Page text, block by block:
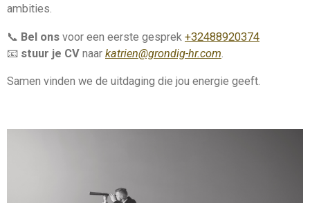
ambities.
📞 Bel ons voor een eerste gesprek +32488920374
📧 stuur je CV naar katrien@grondig-hr.com
Samen vinden we de uitdaging die jou energie geeft.